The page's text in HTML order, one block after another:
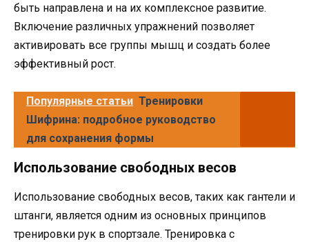
быть направлена и на их комплексное развитие.
Включение различных упражнений позволяет
активировать все группы мышц и создать более
эффективный рост.
Популярные статьи Тренировки
Шифрина: подробное руководство
для сохранения формы
Использование свободных весов
Использование свободных весов, таких как гантели и
штанги, является одним из основных принципов
тренировки рук в спортзале. Тренировка с